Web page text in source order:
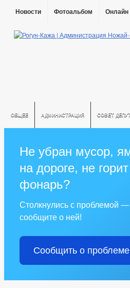
Новости Фотоальбом Онлайн
ОБЩЕЕ АДМИНИСТРАЦИЯ СОВЕТ
Не убран мусор,
на дороге, не горит
фонарь?
Столкнулись с проблемой —
сообщите о ней!
Сообщить о проблеме